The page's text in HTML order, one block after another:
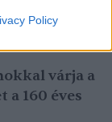
Policy
felkeresni.
várja a
a 160 éves